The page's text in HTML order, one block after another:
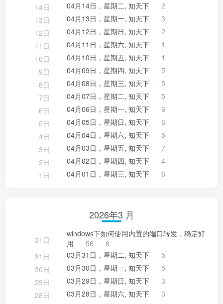
14日
04月14日，星期二, 知天下
2
13日
04月13日，星期一, 知天下
3
12日
04月12日，星期日, 知天下
2
11日
04月11日，星期六, 知天下
1
10日
04月10日，星期五, 知天下
1
9日
04月09日，星期四, 知天下
5
8日
04月08日，星期三, 知天下
5
7日
04月07日，星期二, 知天下
5
6日
04月06日，星期一, 知天下
6
5日
04月05日，星期日, 知天下
6
4日
04月04日，星期六, 知天下
5
3日
04月03日，星期五, 知天下
7
2日
04月02日，星期四, 知天下
4
1日
04月01日，星期三, 知天下 6
2026年3 月
31日
windows下如何使用内置的端口转发，稳定好
用
56
6
31日
03月31日，星期二, 知天下
5
30日
03月30日，星期一, 知天下
5
29日
03月29日，星期日, 知天下
3
28日
03月28日，星期六, 知天下
3